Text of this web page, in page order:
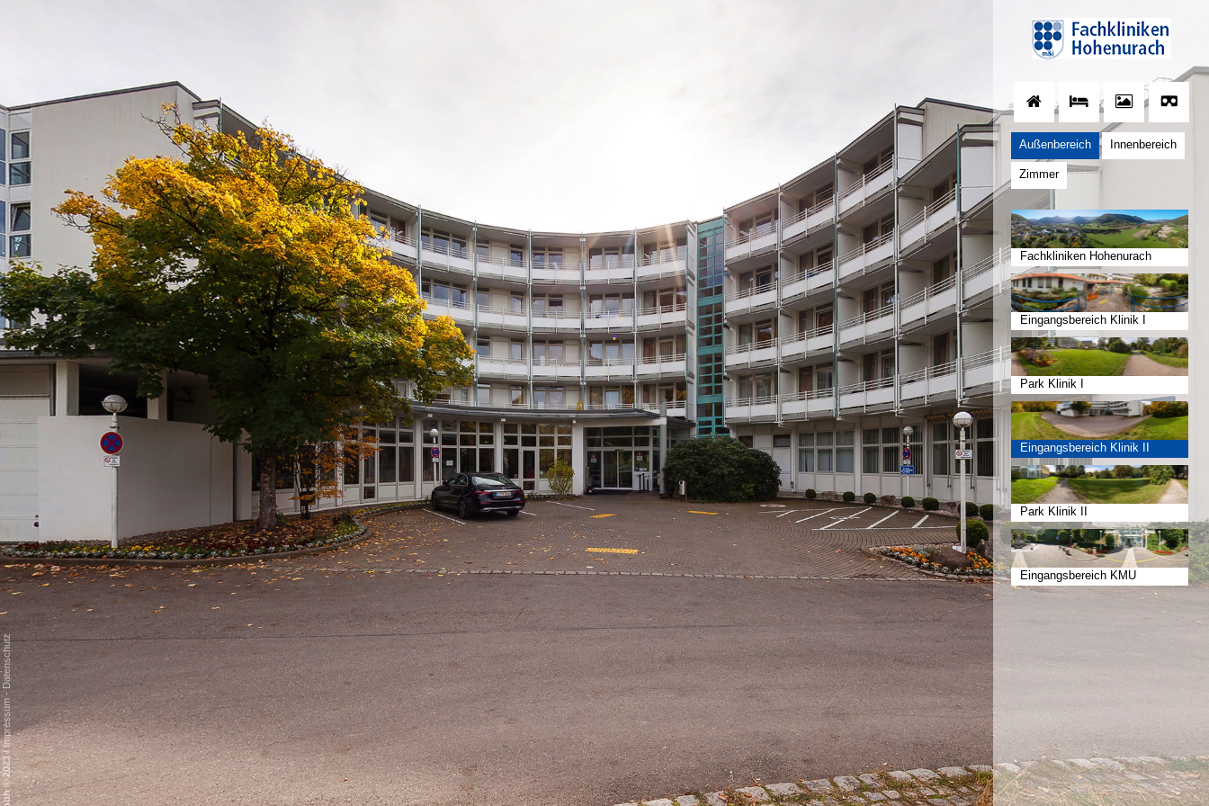
Außenbereich Innenbereich
Zimmer
Fachkliniken Hohenurach
Eingangsbereich Klinik I
Park Klinik I
Eingangsbereich Klinik II
Park Klinik II
Eingangsbereich KMU
/
Impressum
-
Datenschutz